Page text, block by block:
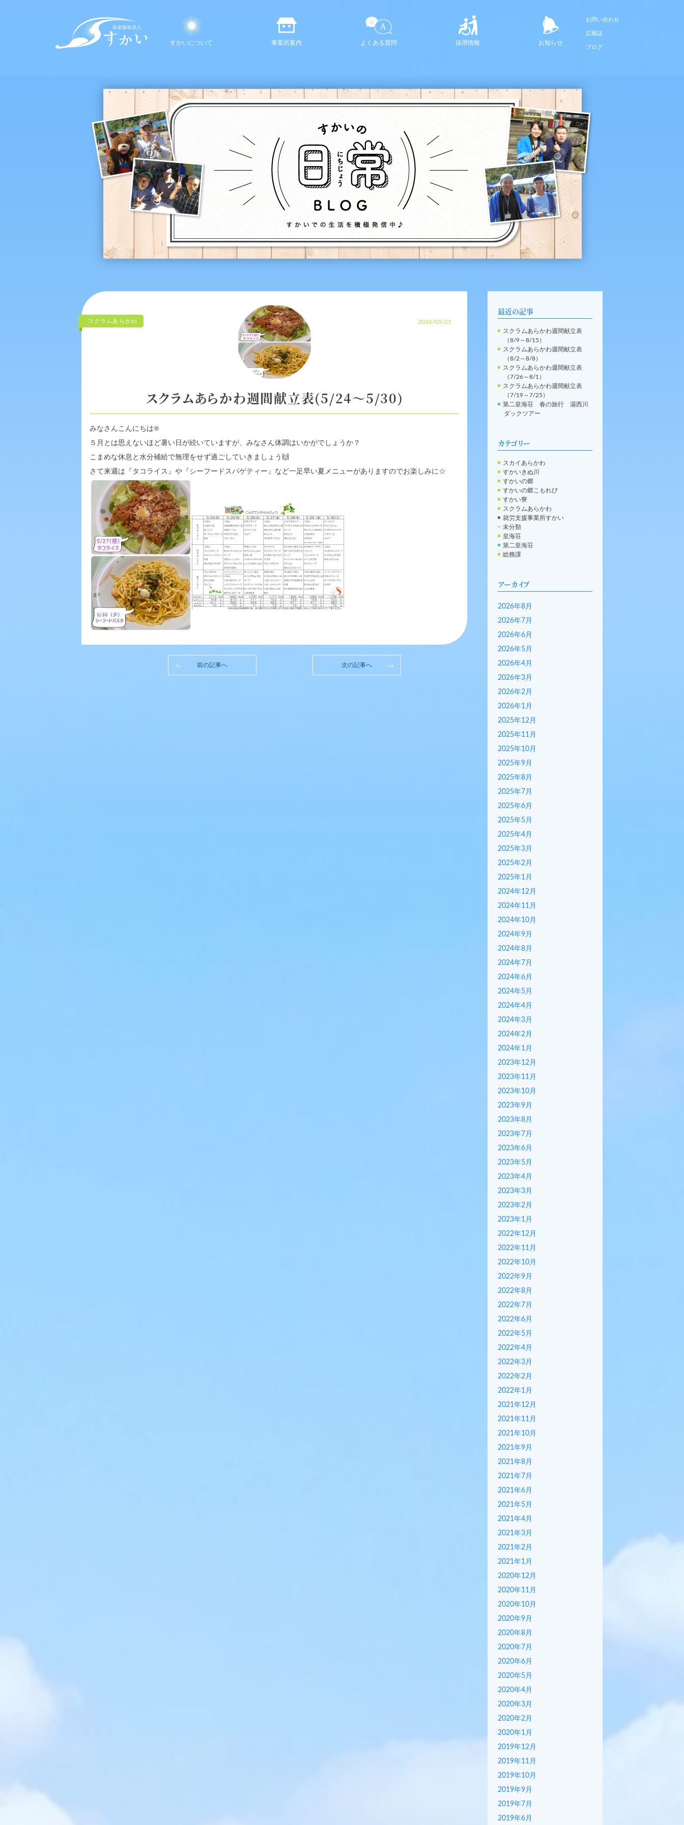
すかいについて 事業所案内 よくある質問 採用情報 お知らせ
お問い合わせ
広報誌
ブログ
スクラムあらかわ 2026/05/21
スクラムあらかわ週間献立表(5/24～5/30)
みなさんこんにちは☀️
５月とは思えないほど暑い日が続いていますが、みなさん体調はいかがでしょうか？
こまめな休息と水分補給で無理をせず過ごしていきましょう 🙌
さて来週は『タコライス』や『シーフードスパゲティー』など一足早い夏メニューがありますのでお楽しみに☆
前の記事へ 次の記事へ
最近の記事
スクラムあらかわ週間献立表
（8/9～8/15）
スクラムあらかわ週間献立表
（8/2～8/8）
スクラムあらかわ週間献立表
（7/26～8/1）
スクラムあらかわ週間献立表
（7/19～7/25）
第二皇海荘 春の旅行 湯西川
ダックツアー
カテゴリー
スカイあらかわ
すかいきぬ川
すかいの郷
すかいの郷こもれび
すかい寮
スクラムあらかわ
就労支援事業所すかい
未分類
皇海荘
第二皇海荘
総務課
アーカイブ
2026年8月
2026年7月
2026年6月
2026年5月
2026年4月
2026年3月
2026年2月
2026年1月
2025年12月
2025年11月
2025年10月
2025年9月
2025年8月
2025年7月
2025年6月
2025年5月
2025年4月
2025年3月
2025年2月
2025年1月
2024年12月
2024年11月
2024年10月
2024年9月
2024年8月
2024年7月
2024年6月
2024年5月
2024年4月
2024年3月
2024年2月
2024年1月
2023年12月
2023年11月
2023年10月
2023年9月
2023年8月
2023年7月
2023年6月
2023年5月
2023年4月
2023年3月
2023年2月
2023年1月
2022年12月
2022年11月
2022年10月
2022年9月
2022年8月
2022年7月
2022年6月
2022年5月
2022年4月
2022年3月
2022年2月
2022年1月
2021年12月
2021年11月
2021年10月
2021年9月
2021年8月
2021年7月
2021年6月
2021年5月
2021年4月
2021年3月
2021年2月
2021年1月
2020年12月
2020年11月
2020年10月
2020年9月
2020年8月
2020年7月
2020年6月
2020年5月
2020年4月
2020年3月
2020年2月
2020年1月
2019年12月
2019年11月
2019年10月
2019年9月
2019年7月
2019年6月